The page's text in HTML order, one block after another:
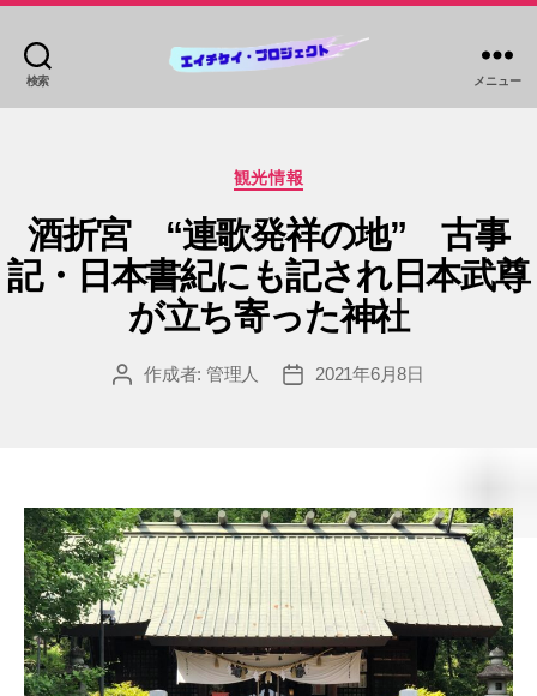
検索
ー
メニュー
カ
テ
ゴ
リ
ー
観光情報
酒折宮 “連歌発祥の地” 古事
記・日本書紀にも記され日本武尊
が立ち寄った神社
投 作成者: 管理人
投
2021年6月8日